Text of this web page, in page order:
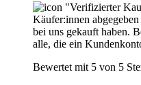
"Verifizierter
Käufer:innen
bei uns gekauft haben.
alle, die ein
Bewertet mit 5 von 5